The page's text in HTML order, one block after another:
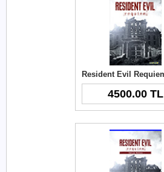
4500.00 TL